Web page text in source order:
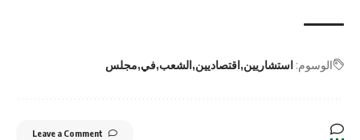
الوسوم: استشاريين اقتصاديين الشعب في مجلس
Leave a Comment